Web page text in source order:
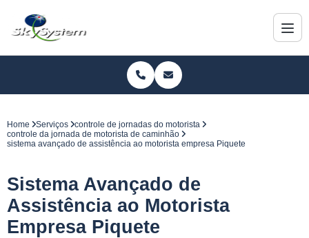
Home Serviços
controle de jornadas do motorista
controle da jornada de motorista de caminhão
sistema avançado de assistência ao motorista empresa Piquete
Sistema Avançado de
Assistência ao Motorista
Empresa Piquete